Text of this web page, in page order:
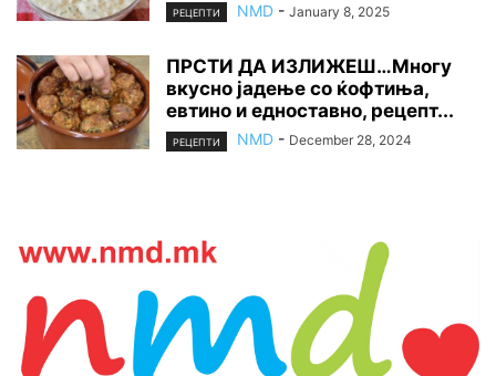
РЕЦЕПТИ NMD - January 8, 2025
ПРСТИ ДА ИЗЛИЖЕШ…Многу
вкусно јадење со ќофтиња,
евтино и едноставно, рецепт...
РЕЦЕПТИ NMD - December 28, 2024